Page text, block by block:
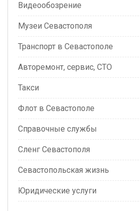
Видеообозрение
Музеи Севастополя
Транспорт в Севастополе
Авторемонт, сервис, СТО
Такси
Флот в Севастополе
Справочные службы
Сленг Севастополя
Севастопольская жизнь
Юридические услуги